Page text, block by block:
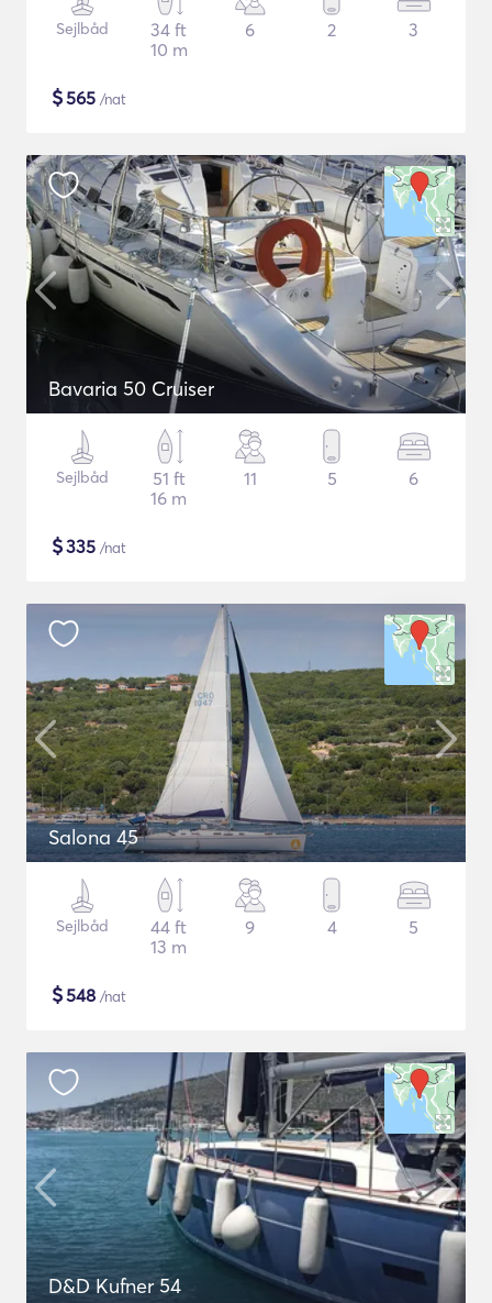
Sejlbåd
34 ft
10 m
6 2 3
$565 /nat
Bavaria 50 Cruiser
Sejlbåd
51 ft
16 m
11 5 6
$335 /nat
Salona 45
Sejlbåd
44 ft
13 m
9 4 5
$548 /nat
D&D Kufner 54